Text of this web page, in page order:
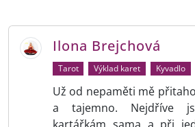
Ilona Brejchová
Tarot Výklad karet Kyvadlo
Už od nepaměti mě
a tajemno. Nejdříve